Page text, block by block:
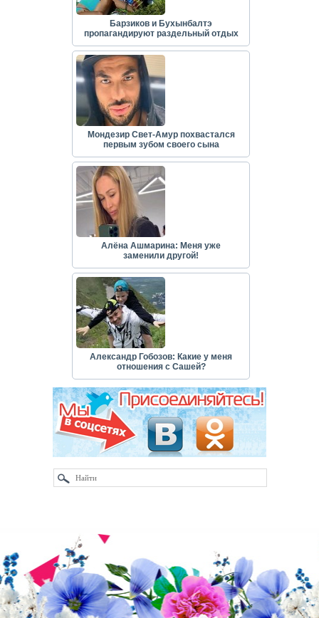
Барзиков и Бухынбалтэ
пропагандируют раздельный отдых
Мондезир Свет-Амур похвастался
первым зубом своего сына
Алёна Ашмарина: Меня уже
заменили другой!
Александр Гобозов: Какие у меня
отношения с Сашей?